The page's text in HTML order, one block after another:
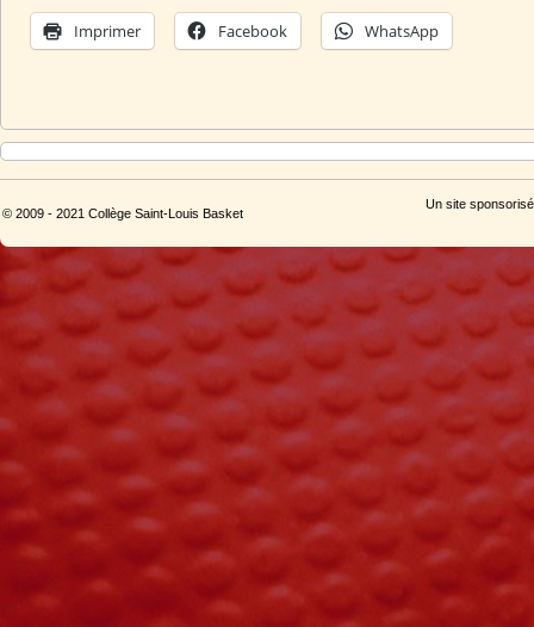
Imprimer Facebook WhatsApp
© 2009 - 2021 Collège Saint-Louis Basket
Un site